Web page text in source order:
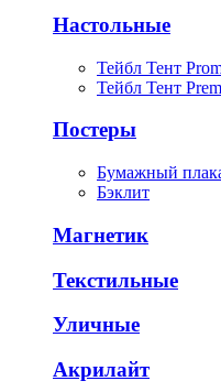
Настольные
Тейбл Тент
Тейбл Тент
Постеры
Бумажный
Бэклит
Магнетик
Текстильные
Уличные
Акрилайт